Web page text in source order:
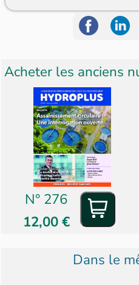
Acheter les anciens
N° 276
12,00 €
Dans le